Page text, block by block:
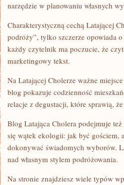
narzędzie w planowaniu własnych
Charakterystyczną cechą Latającej
podróży”, tylko szczerze opowiada
każdy czytelnik ma poczucie, że
marketingowy tekst.
Na Latającej Cholerze ważne
blog pokazuje codzienność
relacje z degustacji, które sprawią,
Blog Latająca Cholera podejmuje
się wątek ekologii: jak być gościem,
dokonywać świadomych wyborów.
nad własnym stylem podróżowania.
Na stronie znajdziesz wiele typów